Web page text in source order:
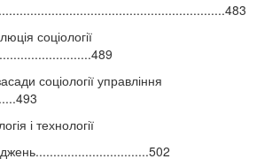
соціології
соціології управління
і технології